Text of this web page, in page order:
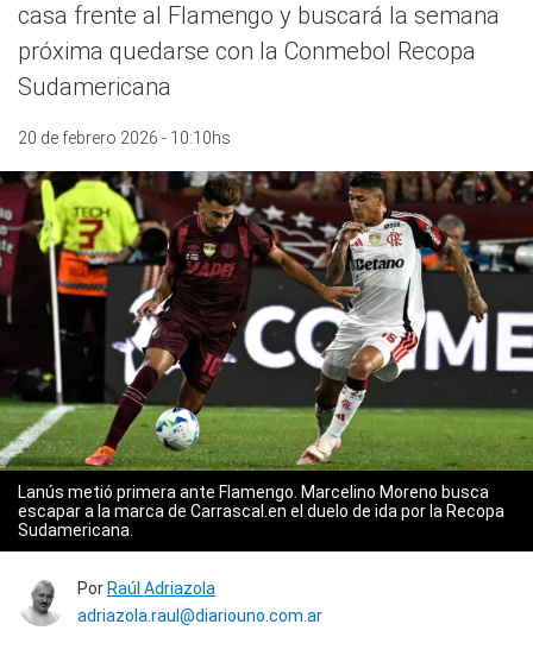
casa frente al Flamengo y buscará la semana
próxima quedarse con la Conmebol Recopa
Sudamericana
20 de febrero 2026 - 10:10hs
Lanús metió primera ante Flamengo. Marcelino Moreno busca
escapar a la marca de Carrascal.en el duelo de ida por la Recopa
Sudamericana.
Por Raúl Adriazola
adriazola.raul@diariouno.com.ar